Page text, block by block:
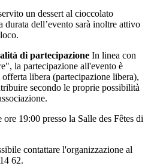
un dessert al cioccolato
dell’evento sarà inoltre attivo
di partecipazione In linea con
la partecipazione all'evento è
libera (partecipazione libera),
secondo le proprie possibilità
19:00 presso la Salle des Fêtes di
contattare l'organizzazione al
62.